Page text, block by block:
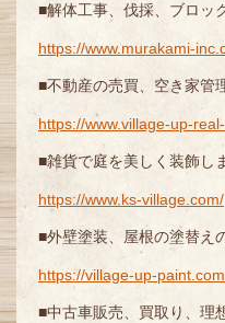
■解体工事、伐採、ブロッ
https://www.murakami-
■不動産の売買、空き家管
https://www.village-up-
■雑貨で庭を美しく装飾し
https://www.ks-village.com/
■外壁塗装、屋根の塗替え
https://village-up-
■中古車販売、買取り、理